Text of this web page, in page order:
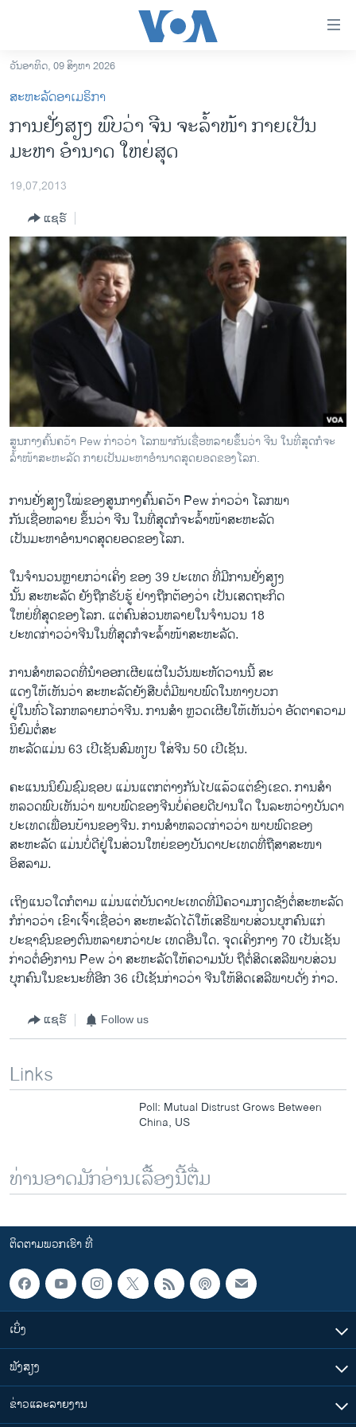
ເຂົ້າ
ຫາ
ຂ້າມ
ຂ້າມ
ຫາ
ອາເມຣິກາ
ການເລືອກຕັ້ງ ປະທານາທີບໍດີ ສະຫະລັດ 2024
ຂ່າວ​ຈີນ
ໂລກ
ເອເຊຍ
ອິດສະຫຼະພາບດ້ານການຂ່າວ
ຊີວິດຊາວລາວ
ວິທະຍາສາດ-ເທັກໂນໂລຈີ
ທຸລະກິດ
ພາສາອັງກິດ
ວີດີໂອ
ລາຍການກະຈາຍສຽງ
ລາຍງານ
ຕິດຕາມພວກເຮົາ ທີ່
ພາສາຕ່າງໆ
ວັນອາທິດ, 09 ສິງຫາ 2026
ສະຫະລັດອາເມຣິກາ
ການຢັ່ງສຽງ ພົບວ່າ ຈີນ ຈະລໍ້າໜ້າ ກາຍເປັນ
ມະຫາ ອໍານາດ ໃຫຍ່ສຸດ
19,07,2013
ແຊຣ໌
ສູນ​ກາງຄົ້ນຄວ້າ Pew ກ່າວ​ວ່າ ​ໂລກ​ພາກັນ​ເຊື່ອ​ຫລາຍຂຶ້ນວ່າ ຈີນ ​ໃນ​ທີ່​ສຸດກໍ​ຈະ​
ລໍ້າ​ໜ້າສະຫະລັດ ກາຍ​ເປັນມະຫາ​ອໍານາດ​ສຸດ​ຍອດຂອງ​ໂລກ.
ການ​ຢັ່ງ​ສຽງ​ໃໝ່​ຂອງສູນ​ກາງຄົ້ນຄວ້າ Pew ກ່າວ​ວ່າ ​ໂລກ​ພາ
ກັນ​ເຊື່ອ​ຫລາຍ ຂຶ້ນວ່າ ຈີນ ​ໃນ​ທີ່​ສຸດກໍ​ຈະ​ລໍ້າ​ໜ້າສະຫະລັດ ​
ເປັນມະຫາ​ອໍານາດ​ສຸດ​ຍອດຂອງ​ໂລກ.
​ໃນ​ຈຳນວນ​ຫຼາຍກວ່າ​ເຄິ່ງ ຂອງ 39 ປະ​ເທດ ທີ່​ມີ​ການ​ຢັ່ງ​ສຽງ​
ນັ້ນ ສະຫະລັດ ຍັງຖືກຮັບຮູ້ ຢ່າງຖືກຕ້ອງວ່າ ເປັນເສດຖະກິດ
ໃຫຍ່ທີ່​ສຸດຂອງໂລກ. ​ແຕ່ຄົນ​ສ່ວນ​ຫລາຍ​ໃນ​ຈໍານວນ 18
ປະທດ​ກ່າວ​ວ່າຈີນ​ໃນ​ທີ່​ສຸດ​ກໍຈະ​ລໍ້າ​ໜ້າສະຫະລັດ.
ການ​ສໍາ​ຫລວດ​ທີ່ນຳ​ອອກ​ເຜີຍແຜ່​ໃນວັນ​ພະຫັດ​ວານ​ນີ້ ສະ​
ແດງໃຫ້​ເຫັນວ່າ ສະຫະລັດຍັງສືບ​ຕໍ່​ມີ​ພາບ​ພົດ​ໃນ​ທາງ​ບວກ
ຢູ່​ໃນ​ທົ່ວ​ໂລກ​ຫລາຍ​ກວ່າ​ຈີນ. ການ​ສຳ ຫຼວດ​ເຜີຍ​ໃຫ້​ເຫັນ​ວ່າ ອັດຕາ​ຄວາມ​
ນິຍົມ​ຕໍ່ສະ
ຫະລັດແມ່ນ 63 ​ເປີ​ເຊັ​ນສົມທຽບ ​ໃສ່ຈີນ 50 ​ເປີ​ເຊັນ.
ຄະ​ແນນ​ນິຍົມ​ຊົມ​ຊອບ​ ​ແມ່ນແຕກ​ຕ່າງ​ກັນໄປ​ແລ້ວ​ແຕ່​ຂົງ​ເຂດ. ການ​ສໍາ​
ຫລວດ​ພົບ​ເຫັນ​ວ່າ ພາບ​ພົດ​ຂອງຈີນບໍ່​ຄ່ອຍ​ດີປານ​ໃດ ໃນລະຫວ່າງ​ບັນດາ​
ປະ​ເທດເພື່ອນ​ບ້ານຂອງ​ຈີນ. ການ​ສຳ​ຫລວດ​ກ່າວ​ວ່າ ພາບ​ພົດ​ຂອງ
ສະຫະລັດ ແມ່ນ​ບໍ່​ດີຢູ່​ໃນສ່ວນ​ໃຫຍ່​ຂອງບັນດາປະ​ເທດທີ່​ຖືສາສະໜາ​
ອິສລາມ.
​ເຖິງ​ແນວໃດກໍຕາມ ແມ່ນແຕ່ບັນດາ​ປະ​ເທດ​ທີ່ມີ​ຄວາມ​ກຽດ​ຊັງ​ຕໍ່ສະຫະ​ລັດ
ກໍກ່າວ​ວ່າ ​ເຂົາ​ເຈົ້າ​ເຊື່ອ​ວ່າ ​ສະຫະລັດໄດ້ໃຫ້​ເສຣີພາບສ່ວນ​ບຸກຄົນ​ແກ່​
ປະຊາຊົນ​ຂອງ​ຕົນຫລາຍກວ່າປະ ເທດອື່ນໃດ. ຈຸດເຄິ່ງກາງ 70 ​ເປັນ​ເຊັນ​
ກ່າວ​ຕໍ່ອົງການ Pew ວ່າ ສະຫະລັດໃຫ້​ຄວາມ​ນັບ ຖືຕໍ່​ສິດ​ເສລີພາບ​ສ່ວນ​
ບຸກຄົນໃນຂະນະທີ່​ອີກ 36 ​ເປີ​ເຊັ​ນກ່າວວ່າ ​ຈີນໃຫ້ສິດເສລີພາບດັ່ງ ກ່າວ.
ແຊຣ໌ Follow us
Links
Poll: Mutual Distrust Grows Between
China, US
ທ່ານອາດມັກອ່ານເລື້ອງນີ້ຕື່ມ
ຕິດຕາມພວກເຮົາ ທີ່
ເບິ່ງ
ຟັງສຽງ
ຂ່າວແລະລາຍງານ